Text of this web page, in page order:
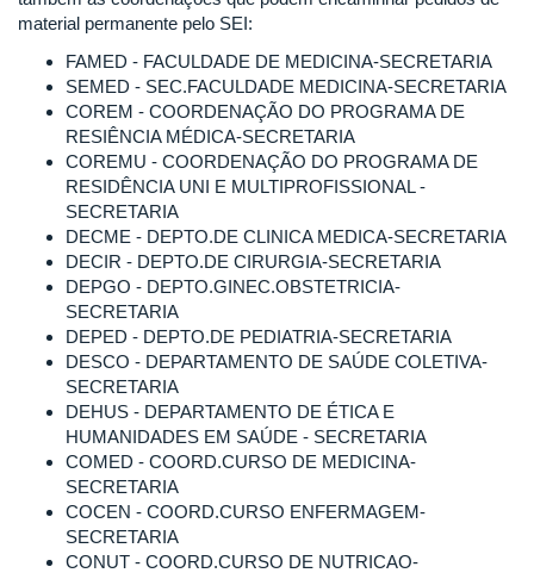
material permanente pelo SEI:
FAMED - FACULDADE DE MEDICINA-SECRETARIA
SEMED - SEC.FACULDADE MEDICINA-SECRETARIA
COREM - COORDENAÇÃO DO PROGRAMA DE
RESIÊNCIA MÉDICA-SECRETARIA
COREMU - COORDENAÇÃO DO PROGRAMA DE
RESIDÊNCIA UNI E MULTIPROFISSIONAL -
SECRETARIA
DECME - DEPTO.DE CLINICA MEDICA-SECRETARIA
DECIR - DEPTO.DE CIRURGIA-SECRETARIA
DEPGO - DEPTO.GINEC.OBSTETRICIA-
SECRETARIA
DEPED - DEPTO.DE PEDIATRIA-SECRETARIA
DESCO - DEPARTAMENTO DE SAÚDE COLETIVA-
SECRETARIA
DEHUS - DEPARTAMENTO DE ÉTICA E
HUMANIDADES EM SAÚDE - SECRETARIA
COMED - COORD.CURSO DE MEDICINA-
SECRETARIA
COCEN - COORD.CURSO ENFERMAGEM-
SECRETARIA
CONUT - COORD.CURSO DE NUTRICAO-